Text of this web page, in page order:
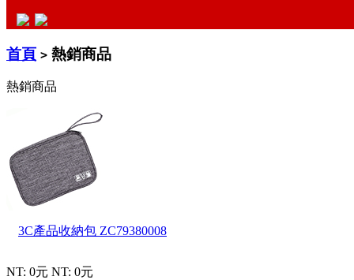
首頁 > 熱銷商品
熱銷商品
3C產品收納包 ZC79380008
NT: 0元 NT: 0元